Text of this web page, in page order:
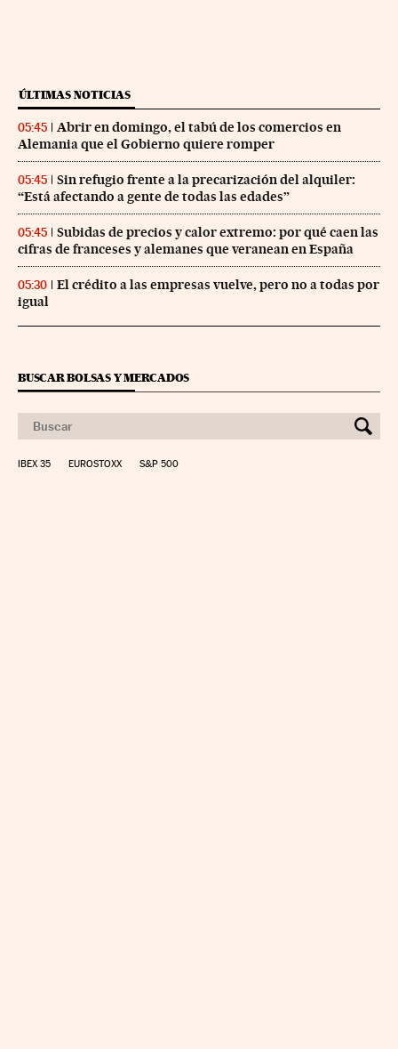
ÚLTIMAS NOTICIAS
05:45
Abrir en domingo, el tabú de los comercios en
Alemania que el Gobierno quiere romper
05:45
Sin refugio frente a la precarización del alquiler:
“Está afectando a gente de todas las edades”
05:45
Subidas de precios y calor extremo: por qué caen las
cifras de franceses y alemanes que veranean en España
05:30
El crédito a las empresas vuelve, pero no a todas por
igual
BUSCAR BOLSAS Y MERCADOS
IBEX 35 EUROSTOXX S&P 500